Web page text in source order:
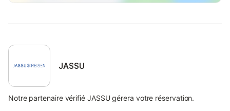
JASSU
Notre partenaire vérifié JASSU gérera votre réservation.